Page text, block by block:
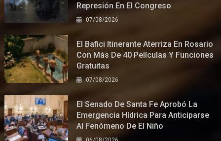
Represión En El Congreso
07/08/2026
El Bafici Itinerante Aterriza En Rosario
Con Más De 40 Películas Y Funciones
Gratuitas
07/08/2026
El Senado De Santa Fe Aprobó La
Emergencia Hídrica Para Anticiparse
Al Fenómeno De El Niño